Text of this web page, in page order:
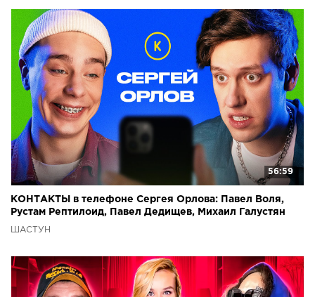
56:59
КОНТАКТЫ в телефоне Сергея Орлова: Павел Воля,
Рустам Рептилоид, Павел Дедищев, Михаил Галустян
ШАСТУН